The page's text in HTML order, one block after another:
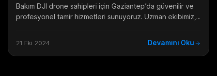
Bakım DJI drone sahipleri için Gaziantep’da güvenilir ve
profesyonel tamir hizmetleri sunuyoruz. Uzman ekibimiz,...
21 Eki 2024 Devamını Oku